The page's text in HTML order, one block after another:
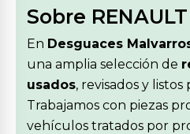
Sobre RENAULT
En Desguaces
una amplia selección de
usados, revisados y listos
Trabajamos con piezas
vehículos tratados por